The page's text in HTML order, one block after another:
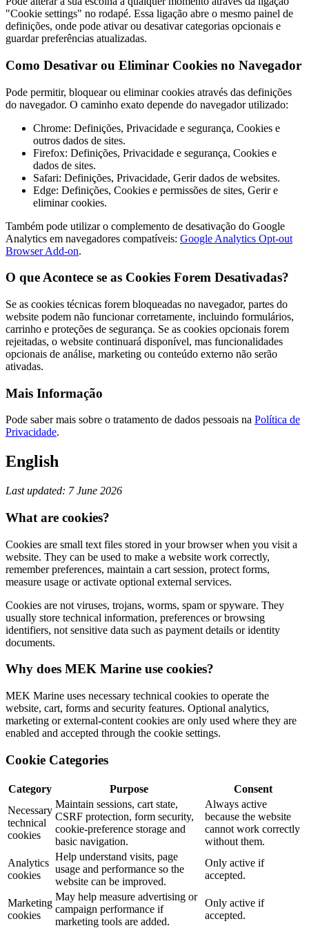
"Cookie settings" no rodapé. Essa ligação abre o mesmo painel de
definições, onde pode ativar ou desativar categorias opcionais e
guardar preferências atualizadas.
Como Desativar ou Eliminar Cookies no Navegador
Pode permitir, bloquear ou eliminar cookies através das definições
do navegador. O caminho exato depende do navegador utilizado:
Chrome: Definições, Privacidade e segurança, Cookies e
outros dados de sites.
Firefox: Definições, Privacidade e segurança, Cookies e
dados de sites.
Safari: Definições, Privacidade, Gerir dados de websites.
Edge: Definições, Cookies e permissões de sites, Gerir e
eliminar cookies.
Também pode utilizar o complemento de desativação do Google
Analytics em navegadores compatíveis: Google Analytics Opt-out
Browser Add-on.
O que Acontece se as Cookies Forem Desativadas?
Se as cookies técnicas forem bloqueadas no navegador, partes do
website podem não funcionar corretamente, incluindo formulários,
carrinho e proteções de segurança. Se as cookies opcionais forem
rejeitadas, o website continuará disponível, mas funcionalidades
opcionais de análise, marketing ou conteúdo externo não serão
ativadas.
Mais Informação
Pode saber mais sobre o tratamento de dados pessoais na Política de
Privacidade.
English
Last updated: 7 June 2026
What are cookies?
Cookies are small text files stored in your browser when you visit a
website. They can be used to make a website work correctly,
remember preferences, maintain a cart session, protect forms,
measure usage or activate optional external services.
Cookies are not viruses, trojans, worms, spam or spyware. They
usually store technical information, preferences or browsing
identifiers, not sensitive data such as payment details or identity
documents.
Why does MEK Marine use cookies?
MEK Marine uses necessary technical cookies to operate the
website, cart, forms and security features. Optional analytics,
marketing or external-content cookies are only used where they are
enabled and accepted through the cookie settings.
Cookie Categories
Category Purpose
Consent
Necessary
technical
cookies
Maintain sessions, cart state,
CSRF protection, form security,
cookie-preference storage and
basic navigation.
Always active
because the website
cannot work correctly
without them.
Analytics
cookies
Help understand visits, page
usage and performance so the
website can be improved.
Only active if
accepted.
Marketing
cookies
May help measure advertising or
campaign performance if
marketing tools are added.
Only active if
accepted.